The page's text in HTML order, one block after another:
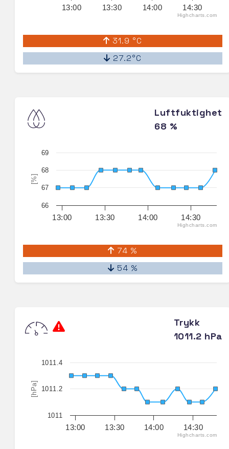
13:00 13:30 14:00 14:30
Highcharts.com
31.9 °C
27.2°C
Luftfuktighet
68 %
[%]
13:00 13:30 14:00 14:30
66
67
68
69
Highcharts.com
74 %
54 %
Trykk
1011.2 hPa
[hPa]
13:00 13:30 14:00 14:30
1011
1011.2
1011.4
Highcharts.com